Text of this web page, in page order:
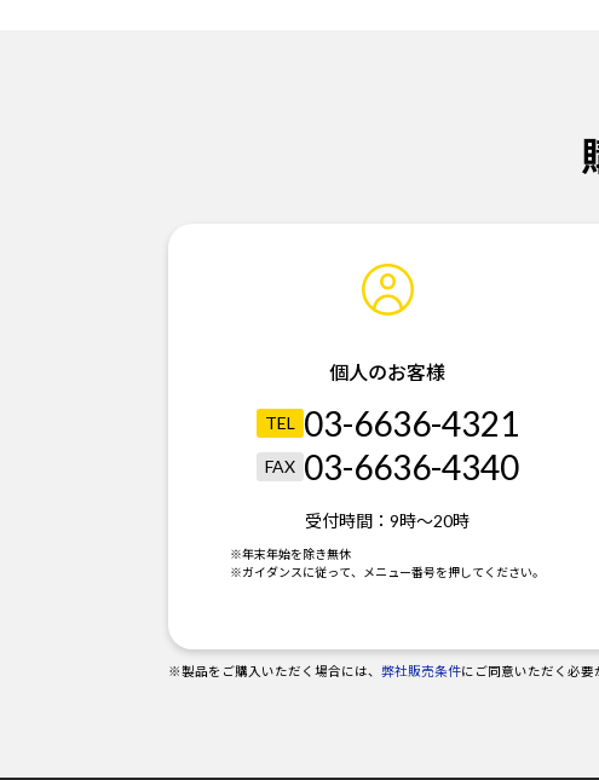
個人のお客様
TEL 03-6636-4321
FAX 03-6636-4340
受付時間：9時～20時
※年末年始を除き無休
※ガイダンスに従って、メニュー番号を押してください。
※製品をご購入いただく場合には、弊社販売条件にご同意いただく必要